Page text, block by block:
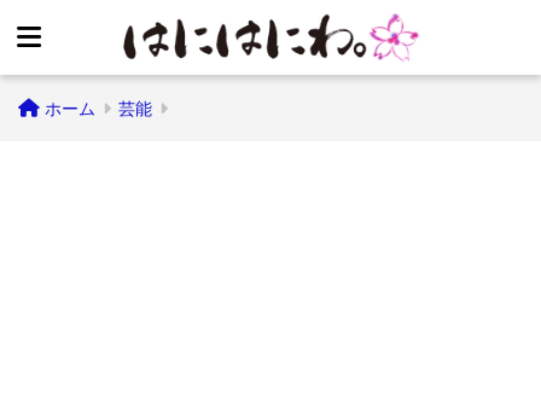
ホーム 芸能